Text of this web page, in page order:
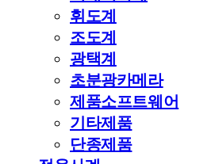
휘도계
조도계
광택계
초분광카메라
제품소프트웨어
기타제품
단종제품